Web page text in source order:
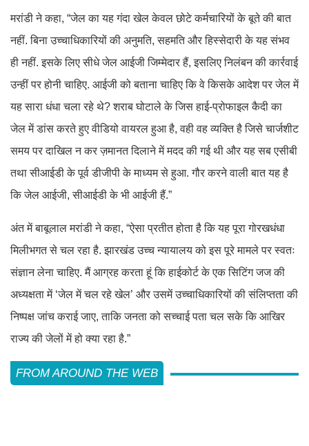
मरांडी ने कहा, “जेल का यह गंदा खेल केवल छोटे कर्मचारियों के बूते की बात
नहीं. बिना उच्चाधिकारियों की अनुमति, सहमति और हिस्सेदारी के यह संभव
ही नहीं. इसके लिए सीधे जेल आईजी जिम्मेदार हैं, इसलिए निलंबन की कार्रवाई
उन्हीं पर होनी चाहिए. आईजी को बताना चाहिए कि वे किसके आदेश पर जेल में
यह सारा धंधा चला रहे थे? शराब घोटाले के जिस हाई-प्रोफाइल कैदी का
जेल में डांस करते हुए वीडियो वायरल हुआ है, वही वह व्यक्ति है जिसे चार्जशीट
समय पर दाखिल न कर ज़मानत दिलाने में मदद की गई थी और यह सब एसीबी
तथा सीआईडी के पूर्व डीजीपी के माध्यम से हुआ. गौर करने वाली बात यह है
कि जेल आईजी, सीआईडी के भी आईजी हैं.”
अंत में बाबूलाल मरांडी ने कहा, “ऐसा प्रतीत होता है कि यह पूरा गोरखधंधा
मिलीभगत से चल रहा है. झारखंड उच्च न्यायालय को इस पूरे मामले पर स्वतः
संज्ञान लेना चाहिए. मैं आग्रह करता हूं कि हाईकोर्ट के एक सिटिंग जज की
अध्यक्षता में ‘जेल में चल रहे खेल’ और उसमें उच्चाधिकारियों की संलिप्तता की
निष्पक्ष जांच कराई जाए, ताकि जनता को सच्चाई पता चल सके कि आखिर
राज्य की जेलों में हो क्या रहा है.”
FROM AROUND THE WEB